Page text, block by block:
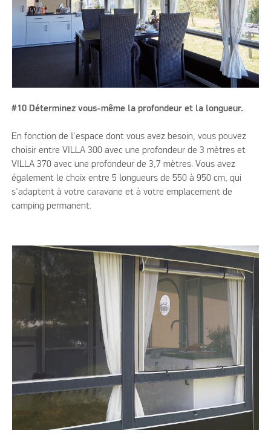
#10 Déterminez vous-même la profondeur et la longueur.
En fonction de l'espace dont vous avez besoin, vous pouvez
choisir entre VILLA 300 avec une profondeur de 3 mètres et
VILLA 370 avec une profondeur de 3,7 mètres. Vous avez
également le choix entre 5 longueurs de 550 à 950 cm, qui
s'adaptent à votre caravane et à votre emplacement de
camping permanent.